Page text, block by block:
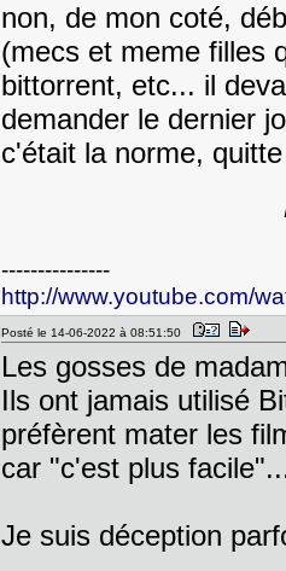
non, de mon coté,
(mecs et meme filles
bittorrent, etc... il
demander le dernier
c'était la norme,
---------------
http://www.youtube.com/
Posté le 14-06-2022 à 08:51:50
Les gosses de
Ils ont jamais utilisé
préfèrent mater les
car "c'est plus
Je suis déception